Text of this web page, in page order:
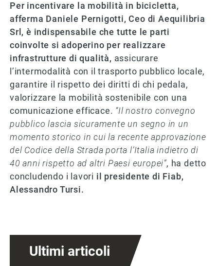
Per incentivare la mobilità in bicicletta,
afferma Daniele Pernigotti, Ceo di Aequilibria
Srl, è indispensabile che tutte le parti
coinvolte si adoperino per realizzare
infrastrutture di qualità, assicurare
l’intermodalità con il trasporto pubblico locale,
garantire il rispetto dei diritti di chi pedala,
valorizzare la mobilità sostenibile con una
comunicazione efficace. “Il nostro convegno
pubblico lascia sicuramente un segno in un
momento storico in cui la recente approvazione
del Codice della Strada porta l’Italia indietro di
40 anni rispetto ad altri Paesi europei”, ha detto
concludendo i lavori il presidente di Fiab,
Alessandro Tursi.
Ultimi articoli